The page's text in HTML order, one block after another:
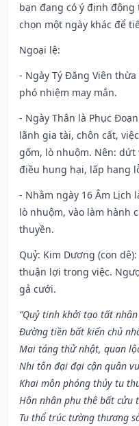
bạn đang có ý định
chọn một ngày khác để
Ngoại lệ:
- Ngày Tý Đăng Viên
phó nhiệm may mắn.
- Ngày Thân là Phục
lãnh gia tài, chôn cất,
gốm, lò nhuộm. Nên:
điều hung hại, lấp hang
- Nhằm ngày 16 Âm Lịch
lò nhuộm, vào làm hành
thuyền.
Quỷ: Kim Dương (con
thuận lợi trong việc.
gả cưới.
“Quỷ tinh khởi tạo tất nhân
Đường tiền bất kiến chủ
Mai táng thử nhật, quan
Nhi tôn đại đại cận quân
Khai môn phóng thủy tu
Hôn nhân phu thê bất cửu
Tu thổ trúc tường thương